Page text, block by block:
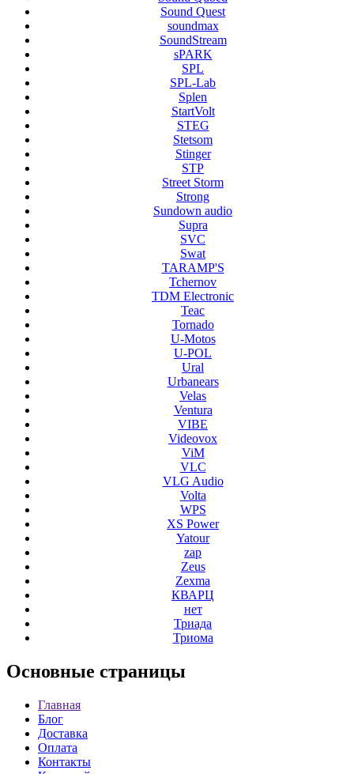
Sound Quest
soundmax
SoundStream
sPARK
SPL
SPL-Lab
Splen
StartVolt
STEG
Stetsom
Stinger
STP
Street Storm
Strong
Sundown audio
Supra
SVC
Swat
TARAMP'S
Tchernov
TDM Electronic
Teac
Tornado
U-Motos
U-POL
Ural
Urbanears
Velas
Ventura
VIBE
Videovox
ViM
VLC
VLG Audio
Volta
WPS
XS Power
Yatour
zap
Zeus
Zexma
КВАРЦ
нет
Триада
Триома
Основные страницы
Главная
Блог
Доставка
Оплата
Контакты